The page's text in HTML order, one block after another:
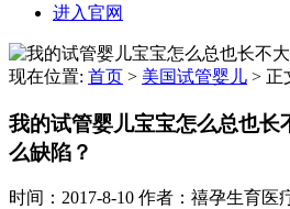
进入官网
现在位置: 首页 > 美国试管婴儿 > 正
我的试管婴儿宝宝怎么总也长
么缺陷？
时间：2017-8-10 作者：禧孕生育医